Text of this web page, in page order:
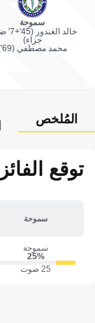
سموحة
خالد
جزاء)
محمد مصطفي (69')
المُلخص
توقع الفائز
سموحة
سموحة
25‎%‎
25 صوت